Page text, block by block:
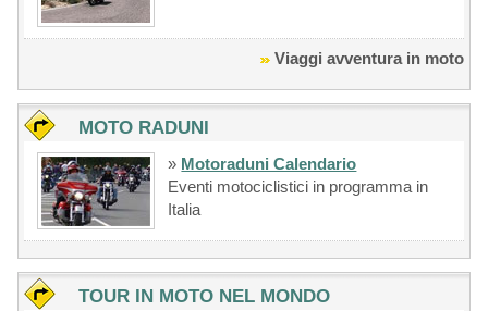
Viaggi avventura in moto
MOTO RADUNI
» Motoraduni Calendario
Eventi motociclistici in programma in
Italia
TOUR IN MOTO NEL MONDO